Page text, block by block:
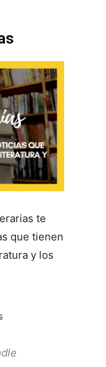
te
que tienen
y los